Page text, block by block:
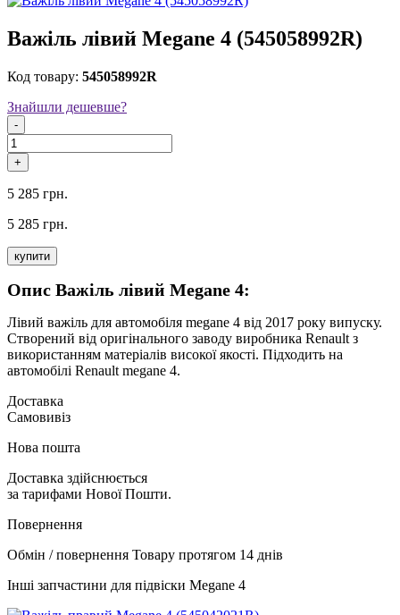
Важіль лівий Megane 4 (545058992R)
Код товару: 545058992R
Знайшли дешевше?
-
+
5 285 грн.
5 285 грн.
купити
Опис Важіль лівий Megane 4:
Лівий важіль для автомобіля megane 4 від 2017 року випуску.
Створений від оригінального заводу виробника Renault з
використанням матеріалів високої якості. Підходить на
автомобілі Renault megane 4.
Доставка
Самовивіз
Нова пошта
Доставка здійснюється
за тарифами Нової Пошти.
Повернення
Обмін / повернення Товару протягом 14 днів
Інші запчастини для підвіски Megane 4